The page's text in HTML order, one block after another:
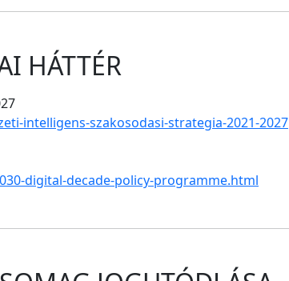
HÁTTÉR
intelligens-szakosodasi-strategia-2021-2027
digital-decade-policy-programme.html